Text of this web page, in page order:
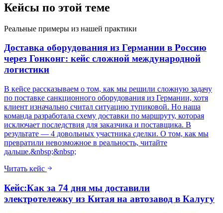
Кейсы по этой теме
Реальные примеры из нашей практики
Доставка оборудования из Германии в Россию
через Гонконг: кейс сложной международной
логистики
В кейсе рассказываем о том, как мы решили сложную задачу
по поставке санкционного оборудования из Германии, хотя
клиент изначально считал ситуацию тупиковой. Но наша
команда разработала схему доставки по маршруту, которая
исключает последствия для заказчика и поставщика. В
результате — 4 довольных участника сделки. О том, как мы
превратили невозможное в реальность, читайте
дальше.&nbsp;&nbsp;
Читать кейс
Кейс:Как за 74 дня мы доставили
электротележку из Китая на автозавод в Калугу